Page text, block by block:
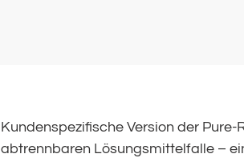
Kundenspezifische Version der
abtrennbaren Lösungsmittelfalle –